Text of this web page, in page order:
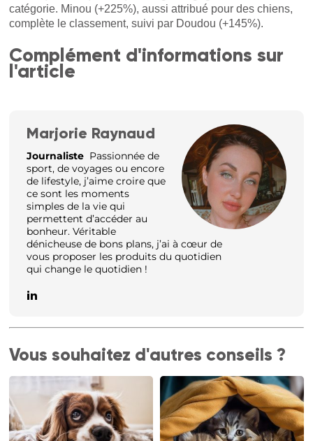
catégorie. Minou (+225%), aussi attribué pour des chiens,
complète le classement, suivi par Doudou (+145%).
Complément d'informations sur
l'article
Marjorie Raynaud
Journaliste Passionnée de
sport, de voyages ou encore
de lifestyle, j’aime croire que
ce sont les moments
simples de la vie qui
permettent d’accéder au
bonheur. Véritable
dénicheuse de bons plans, j’ai à cœur de
vous proposer les produits du quotidien
qui change le quotidien !
Vous souhaitez d'autres conseils ?